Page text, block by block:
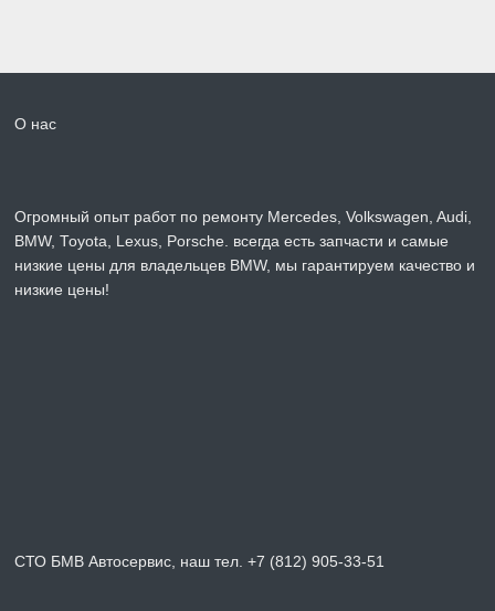
О нас
Огромный опыт работ по ремонту Mercedes, Volkswagen, Audi,
BMW, Toyota, Lexus, Porsche. всегда есть запчасти и самые
низкие цены для владельцев BMW, мы гарантируем качество и
низкие цены!
СТО БМВ Автосервис, наш тел. +7 (812) 905-33-51